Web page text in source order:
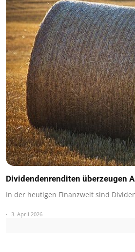
Dividendenrenditen überzeugen
In der heutigen Finanzwelt sind
3. April 2026